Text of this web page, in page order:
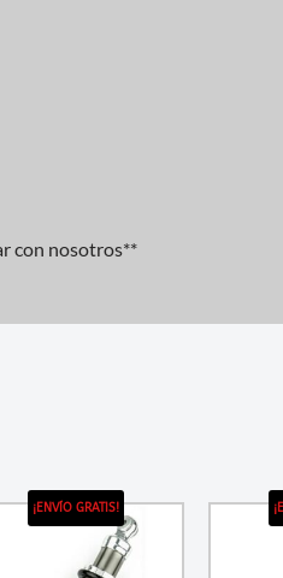
con nosotros**
¡ENVÍO GRATIS!